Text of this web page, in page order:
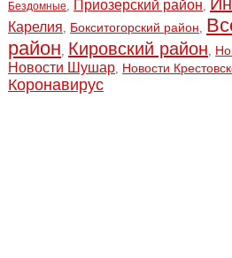
Бездомные, Приозерский район,
Карелия, Бокситогорский район,
район, Кировский район,
Новости Шушар, Новости
Коронавирус